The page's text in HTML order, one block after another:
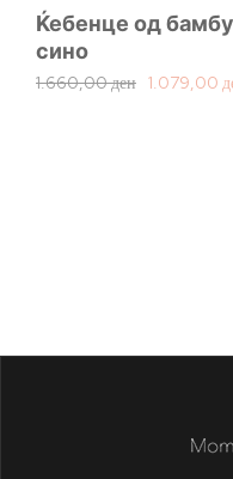
Ќебенце од
сино
1.660,00ден 1.079,00